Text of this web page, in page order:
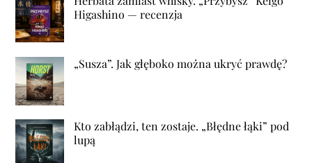
Higashino — recenzja
„Susza”. Jak głęboko można ukryć prawdę?
Kto zabłądzi, ten zostaje. „Błędne łąki” pod
lupą